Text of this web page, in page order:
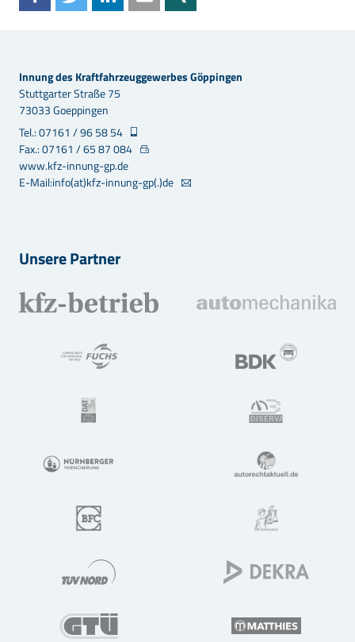
Innung des Kraftfahrzeuggewerbes Göppingen
Stuttgarter Straße 75
73033 Goeppingen
Tel.: 07161 / 96 58 54
Fax.: 07161 / 65 87 084
www.kfz-innung-gp.de
E-Mail:info(at)kfz-innung-gp(.)de
Unsere Partner